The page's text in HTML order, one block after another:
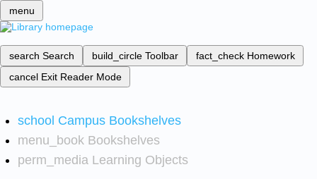
menu
search Search build_circle Toolbar fact_check Homework
cancel Exit Reader Mode
school Campus Bookshelves
menu_book Bookshelves
perm_media Learning Objects